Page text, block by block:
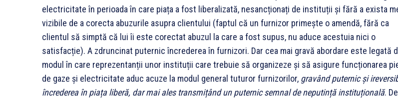
electricitate în perioada în care piața a fost liberalizată, nesancționați de instituții și fără a exista
vizibile de a corecta abuzurile asupra clientului (faptul că un furnizor primește o amendă, fără ca
clientul să simptă că lui îi este corectat abuzul la care a fost supus, nu aduce acestuia nici o
satisfacție). A zdruncinat puternic încrederea în furnizori. Dar cea mai gravă abordare este legată
modul în care reprezentanții unor instituții care trebuie să organizeze și să asigure funcționarea
de gaze și electricitate aduc acuze la modul general tuturor furnizorilor, gravând puternic și
încrederea în piața liberă, dar mai ales transmițând un puternic semnal de neputință instituțională. De